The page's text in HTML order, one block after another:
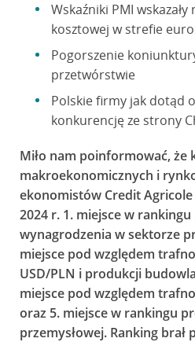
Wskaźniki PMI
kosztowej w strefie euro
Pogorszenie
przetwórstwie
Polskie firmy jak dotąd
konkurencję ze strony
Miło nam poinformować, że
makroekonomicznych i
ekonomistów Credit Agricole
2024 r. 1. miejsce w
wynagrodzenia w sektorze
miejsce pod względem
USD/PLN i produkcji
miejsce pod względem
oraz 5. miejsce w rankingu
przemysłowej. Ranking